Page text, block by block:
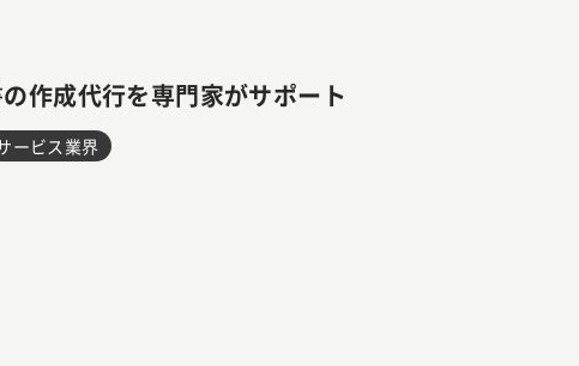
作成代行を専門家がサポート
ービス業界